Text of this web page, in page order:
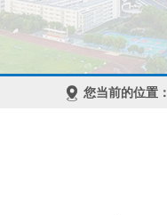
您当前的位置：